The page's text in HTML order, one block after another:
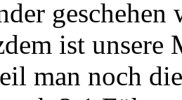
geschehen
ist unsere
man noch